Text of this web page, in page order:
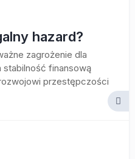
hazard?
zagrożenie dla
stabilność finansową
przestępczości